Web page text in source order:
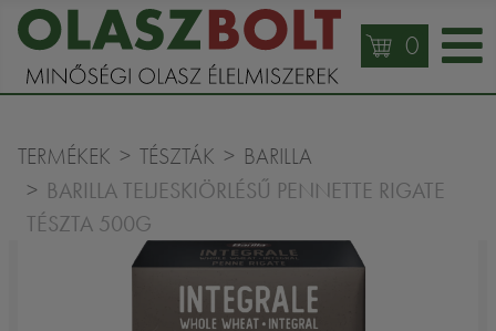
0
TERMÉKEK TÉSZTÁK BARILLA
BARILLA TELJESKIÖRLÉSŰ PENNETTE RIGATE
TÉSZTA 500G